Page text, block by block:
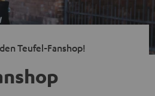
Teufel-Fanshop!